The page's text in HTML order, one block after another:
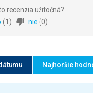
recenzia užitočná?
(1 ) nie (0)
Najhoršie